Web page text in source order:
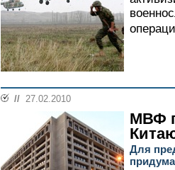
// 27.02.2010
МВФ
Для